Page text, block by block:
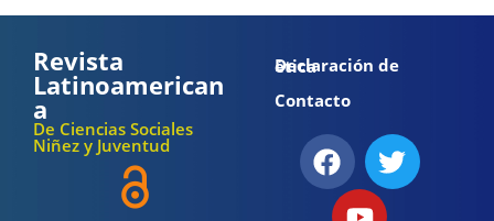
Revista
Latinoamerican
a
De Ciencias Sociales
Niñez y Juventud
Declaración de ética
Contacto